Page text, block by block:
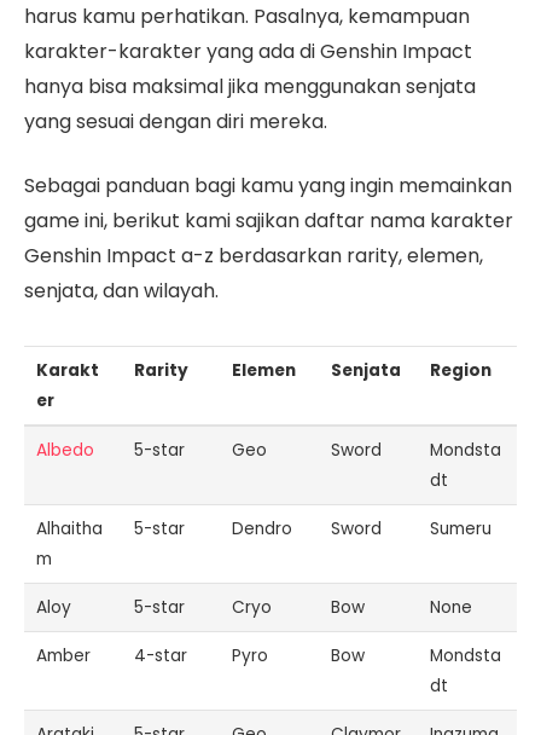
harus kamu perhatikan. Pasalnya, kemampuan
karakter-karakter yang ada di Genshin Impact
hanya bisa maksimal jika menggunakan senjata
yang sesuai dengan diri mereka.
Sebagai panduan bagi kamu yang ingin memainkan
game ini, berikut kami sajikan daftar nama karakter
Genshin Impact a-z berdasarkan rarity, elemen,
senjata, dan wilayah.
Karakt
er
Rarity Elemen Senjata Region
Albedo 5-star Geo Sword
Mondsta
dt
Alhaitha
m
5-star Dendro Sword Sumeru
Aloy 5-star Cryo Bow None
Amber 4-star Pyro Bow
Mondsta
dt